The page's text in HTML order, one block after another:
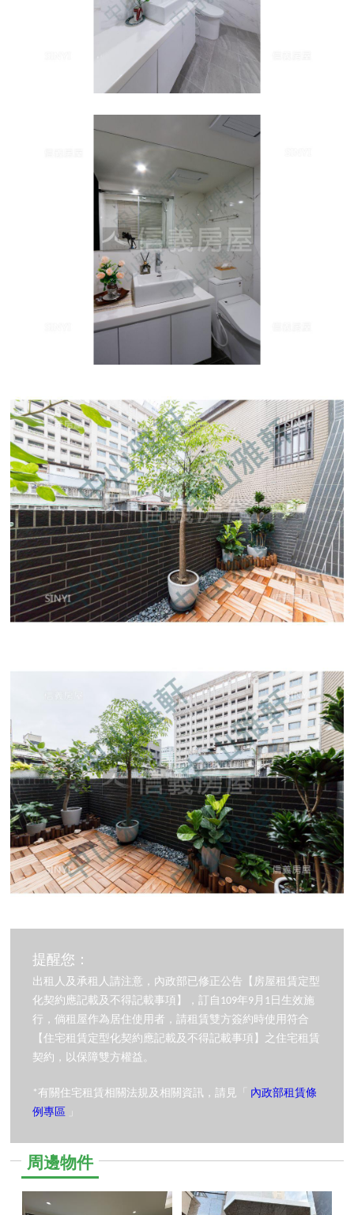
提醒您：
出租人及承租人請注意，內政部已修正公告【房屋租賃定型
化契約應記載及不得記載事項】，訂自109年9月1日生效施
行，倘租屋作為居住使用者，請租賃雙方簽約時使用符合
【住宅租賃定型化契約應記載及不得記載事項】之住宅租賃
契約，以保障雙方權益。
*有關住宅租賃相關法規及相關資訊，請見「 內政部租賃條
例專區 」
周邊物件